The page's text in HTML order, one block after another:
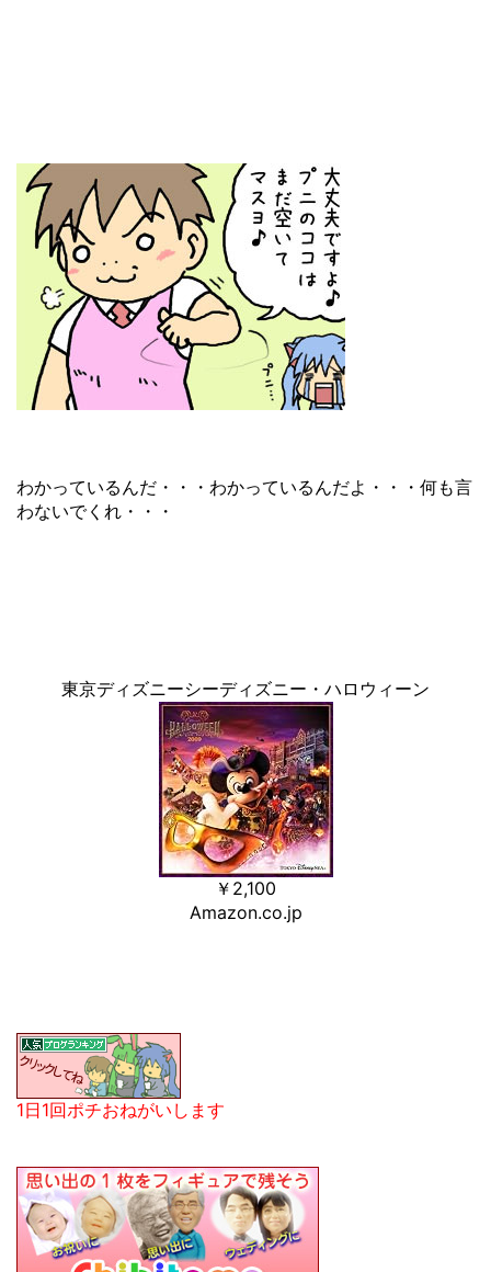
わかっているんだ・・・わかっているんだよ・・・何も言
わないでくれ・・・
東京ディズニーシーディズニー・ハロウィーン
￥2,100
Amazon.co.jp
1日1回ポチおねがいします